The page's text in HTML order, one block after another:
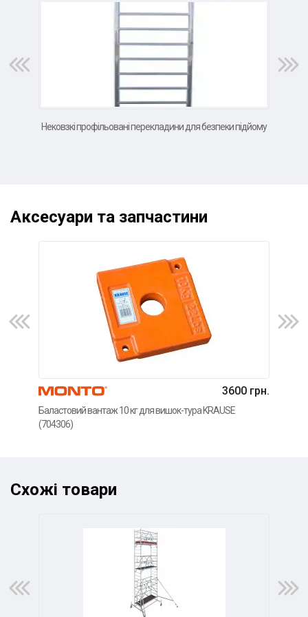
Нековзкі профільовані перекладини для безпеки підйому
Аксесуари та запчастини
3600 грн.
Баластовий вантаж 10 кг для вишок-тура KRAUSE
(704306)
Схожі товари